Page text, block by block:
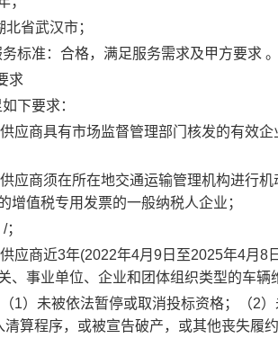
北省武汉市；
标准 ： 合格，满足服务需求及甲方要求
求
下要求：
供应商具有市场监督管理部门核发的有效
供应商须在所在地交通运输管理机构进行机
增值税专用发票的一般纳税人企业 ；
/；
供应商近3年(2022年4月 9 日至2025年4月 8
、事业单位、企业和团体组织类型的车辆
（1）未被依法暂停或取消投标资格；（2
清算程序，或被宣告破产，或其他丧失履